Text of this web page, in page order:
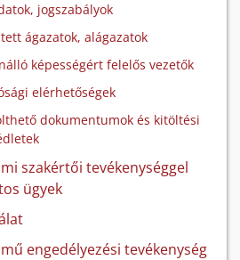
jogszabályok
ágazatok, alágazatok
képességért felelős vezetők
elérhetőségek
dokumentumok és kitöltési
szakértői tevékenységgel
ügyek
engedélyezési tevékenység